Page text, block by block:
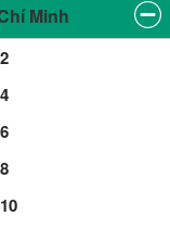
Minh